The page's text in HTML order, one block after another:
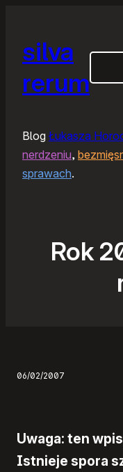
silva
rerum
Blog Łukasza
nerdzeniu,
sprawach.
Rok
06/02/2007
Uwaga: ten
Istnieje spora